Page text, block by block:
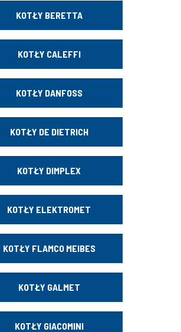
KOTŁY BERETTA
KOTŁY CALEFFI
KOTŁY DANFOSS
KOTŁY DE DIETRICH
KOTŁY DIMPLEX
KOTŁY ELEKTROMET
KOTŁY FLAMCO MEIBES
KOTŁY GALMET
KOTŁY GIACOMINI